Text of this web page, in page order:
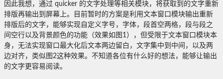
因此我想，通过 quicker 的文字处理等相关模块，将获取到的文字重新
排版再输出到屏幕上。目前暂时的方案是利用文本窗口模块输出重新
排版后的文字，能够实现自定义字号，字体，段首空两格，段与段之
间空行以及背景颜色的功能（效果如图1），但受限于文本窗口模块本
身，无法实现窗口最大化后文本两边留白，文字集中到中间，以及两
边对齐，类似图2这种效果。不知道各位有什么好的想法，能够让输出
的文字更容易阅读。